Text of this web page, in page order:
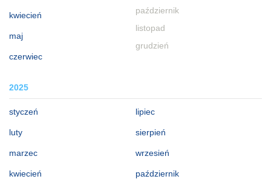
kwiecień
maj
czerwiec
październik
listopad
grudzień
2025
styczeń
luty
marzec
kwiecień
lipiec
sierpień
wrzesień
październik